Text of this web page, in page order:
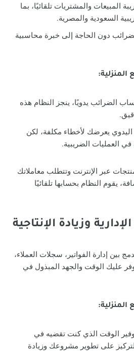
المبيعات والمشتريات تلقائيًا، بما
السعودية والمصرية.
دون الحاجة إلى خبرة محاسبية
المنزلية:
الضرائب يدويًا، ينجز النظام هذه
يعرضك لأخطاء مكلفة، لكن
العمليات الضريبية.
عبر الإنترنت وتتطلب معاملاتك
يقوم النظام بحسابها تلقائيًا
بين إدارة الفواتير، سجلات العملاء،
عليك الوقت والجهد المبذول في
المنزلية:
الوقت الذي كنت تقضيه في
على تطوير مشروعك وزيادة